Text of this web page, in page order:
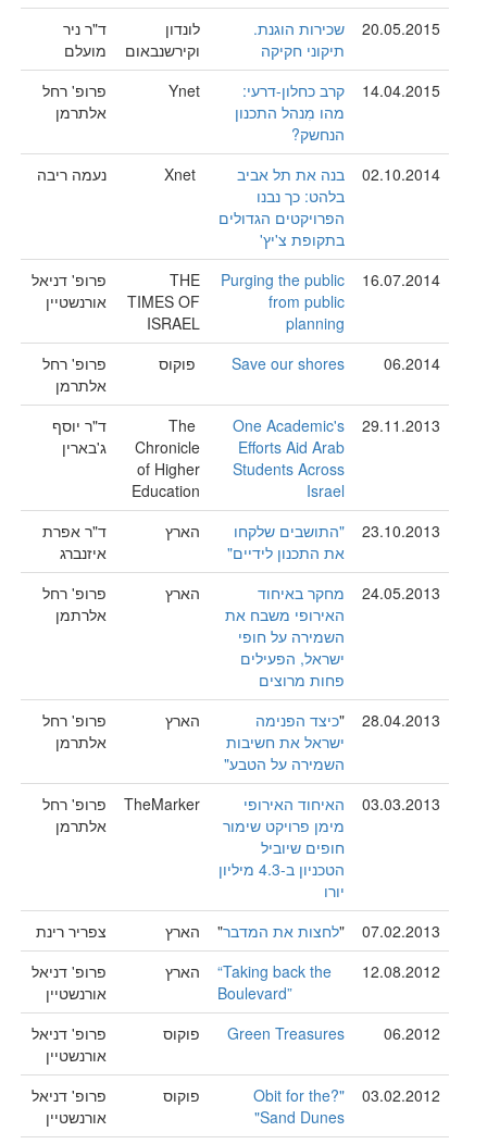
20.05.2015
שכירות הוגנת.
תיקוני חקיקה
לונדון
וקירשנבאום
ד"ר ניר
מועלם
14.04.2015
קרב כחלון-דרעי:
מהו מִנהל התכנון
הנחשק?
Ynet
פרופ' רחל
אלתרמן
02.10.2014
בנה את תל אביב
בלהט: כך נבנו
הפרויקטים הגדולים
בתקופת צ'יץ'
נעמה ריבה
16.07.2014
Purging the public
from public
planning
THE
TIMES OF
ISRAEL
פרופ' דניאל
אורנשטיין
06.2014
Save our shores פוקוס
פרופ' רחל
אלתרמן
29.11.2013
One Academic's
Efforts Aid Arab
Students Across
Israel
The
Chronicle
of Higher
Education
ד"ר יוסף
ג'בארין
23.10.2013
"התושבים שלקחו
את התכנון לידיים"
הארץ
ד"ר אפרת
איזנברג
24.05.2013
מחקר באיחוד
האירופי משבח את
השמירה על חופי
ישראל, הפעילים
פחות מרוצים
הארץ
פרופ' רחל
אלרתמן
28.04.2013
"כיצד הפנימה
ישראל את חשיבות
השמירה על הטבע"
הארץ
פרופ' רחל
אלתרמן
03.03.2013
האיחוד האירופי
מימן פרויקט שימור
חופים שיוביל
הטכניון ב-4.3 מיליון
יורו
TheMarker
פרופ' רחל
אלתרמן
07.02.2013
"לחצות את המדבר" הארץ
צפריר רינת
12.08.2012
“Taking back the
Boulevard”
הארץ
פרופ' דניאל
אורנשטיין
06.2012
Green Treasures פוקוס
פרופ' דניאל
אורנשטיין
03.02.2012
"?Obit for the
Sand Dunes"
פוקוס
פרופ' דניאל
אורנשטיין